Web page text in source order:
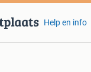
Help en info